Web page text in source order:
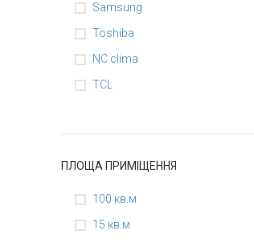
Samsung
Toshiba
NC clima
TCL
ПЛОЩА ПРИМІЩЕННЯ
100 кв.м
15 кв.м